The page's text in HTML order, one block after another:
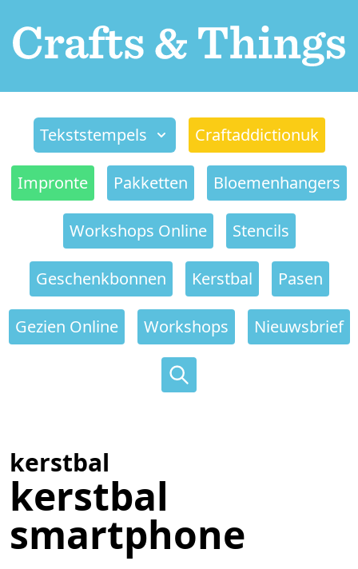
Tekststempels Craftaddictionuk
Impronte Pakketten Bloemenhangers
Workshops Online Stencils
Geschenkbonnen Kerstbal Pasen
Gezien Online Workshops Nieuwsbrief
kerstbal
kerstbal
smartphone